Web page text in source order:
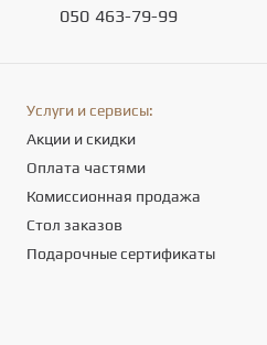
050 463-79-99
Услуги и сервисы:
Акции и скидки
Оплата частями
Комиссионная продажа
Стол заказов
Подарочные сертификаты